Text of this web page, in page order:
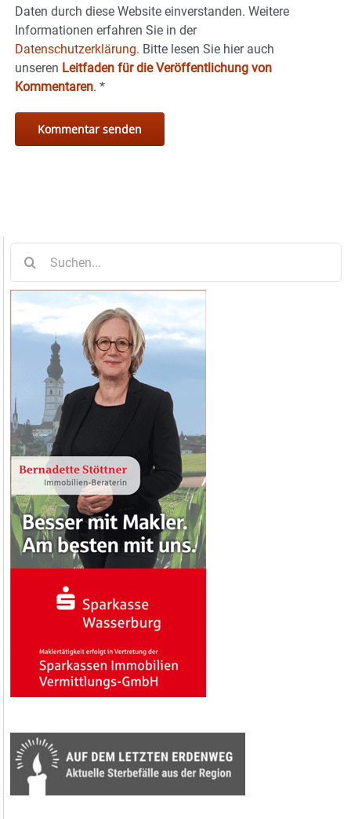
Daten durch diese Website einverstanden. Weitere
Informationen erfahren Sie in der
Datenschutzerklärung. Bitte lesen Sie hier auch
unseren Leitfaden für die Veröffentlichung von
Kommentaren. *
nach: